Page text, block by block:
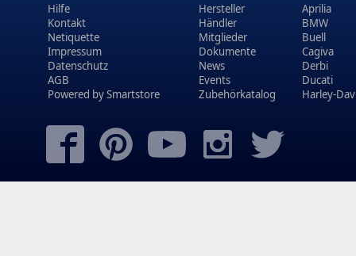
Hilfe
Kontakt
Netiquette
Impressum
Datenschutz
AGB
Powered bySmartstore
Hersteller
Händler
Mitglieder
Dokumente
News
Events
Zubehörkatalog
Aprilia
BMW
Buell
Cagiva
Derbi
Ducati
Harley-